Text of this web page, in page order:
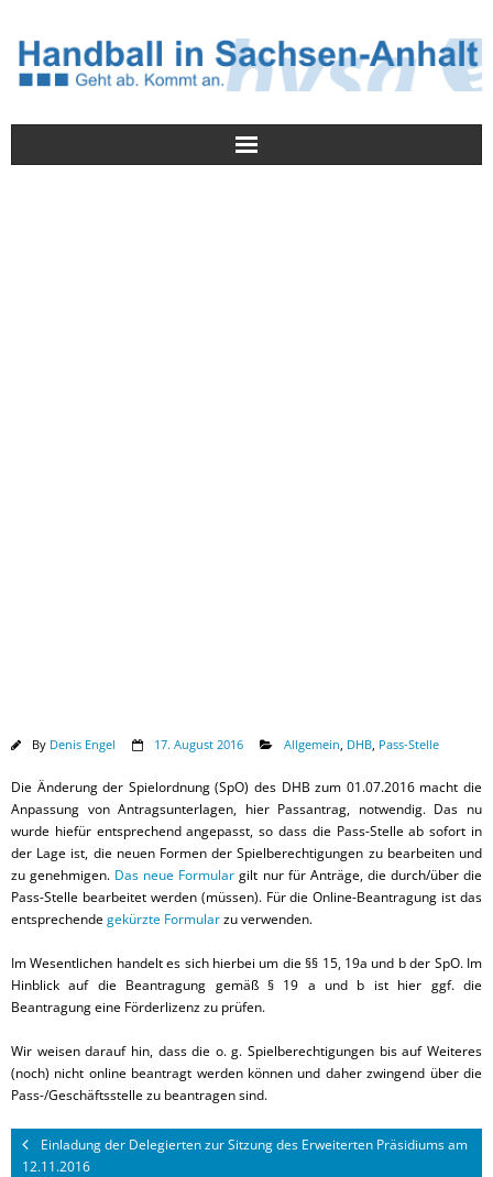
By Denis Engel 17. August 2016 Allgemein DHB Pass-Stelle
Die Änderung der Spielordnung (SpO) des DHB zum 01.07.2016 macht die
Anpassung von Antragsunterlagen, hier Passantrag, notwendig. Das nu
wurde hiefür entsprechend angepasst, so dass die Pass-Stelle ab sofort in
der Lage ist, die neuen Formen der Spielberechtigungen zu bearbeiten und
zu genehmigen. Das neue Formular gilt nur für Anträge, die durch/über die
Pass-Stelle bearbeitet werden (müssen). Für die Online-Beantragung ist das
entsprechendegekürzte Formularzu verwenden.
Im Wesentlichen handelt es sich hierbei um die §§ 15, 19a und b der SpO. Im
Hinblick auf die Beantragung gemäß § 19 a und b ist hier ggf. die
Beantragung eine Förderlizenz zu prüfen.
Wir weisen darauf hin, dass die o. g. Spielberechtigungen bis auf Weiteres
(noch) nicht online beantragt werden können und daher zwingend über die
Pass-/Geschäftsstelle zu beantragen sind.
Einladung der Delegierten zur Sitzung des Erweiterten Präsidiums am
12.11.2016